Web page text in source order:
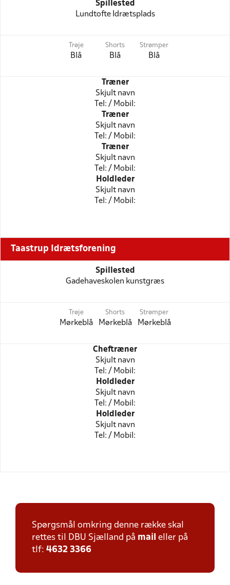
Spillested
Lundtofte Idrætsplads
Trøje
Blå
Shorts
Blå
Strømper
Blå
Træner
Skjult navn
Tel: / Mobil:
Træner
Skjult navn
Tel: / Mobil:
Træner
Skjult navn
Tel: / Mobil:
Holdleder
Skjult navn
Tel: / Mobil:
Taastrup Idrætsforening
Spillested
Gadehaveskolen kunstgræs
Trøje
Mørkeblå
Shorts
Mørkeblå
Strømper
Mørkeblå
Cheftræner
Skjult navn
Tel: / Mobil:
Holdleder
Skjult navn
Tel: / Mobil:
Holdleder
Skjult navn
Tel: / Mobil:
Spørgsmål omkring denne række skal
rettes til DBU Sjælland på mail eller på
tlf: 4632 3366